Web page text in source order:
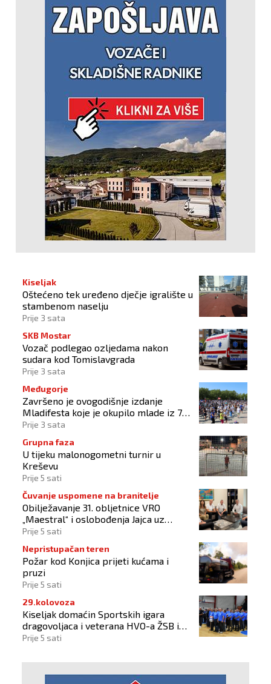
Kiseljak
Oštećeno tek uređeno dječje igralište u
stambenom naselju
Prije 3 sata
SKB Mostar
Vozač podlegao ozljedama nakon
sudara kod Tomislavgrada
Prije 3 sata
Međugorje
Završeno je ovogodišnje izdanje
Mladifesta koje je okupilo mlade iz 73
zemlje svijeta
Prije 3 sata
Grupna faza
U tijeku malonogometni turnir u
Kreševu
Prije 5 sati
Čuvanje uspomene na branitelje
Obilježavanje 31. obljetnice VRO
„Maestral“ i oslobođenja Jajca uz
pokroviteljstvo HNS-a BiH
Prije 5 sati
Nepristupačan teren
Požar kod Konjica prijeti kućama i
pruzi
Prije 5 sati
29.kolovoza
Kiseljak domaćin Sportskih igara
dragovoljaca i veterana HVO-a ŽSB i
Dana branitelja
Prije 5 sati